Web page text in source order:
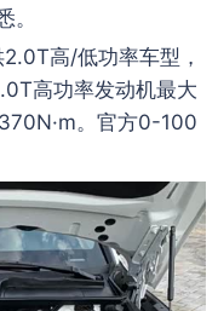
。
高/低功率车型，
高功率发动机最大
。官方0-100